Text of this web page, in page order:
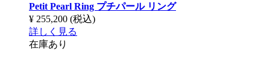
Petit Pearl Ring プチパール リング
¥ 255,200 (税込)
詳しく見る
在庫あり